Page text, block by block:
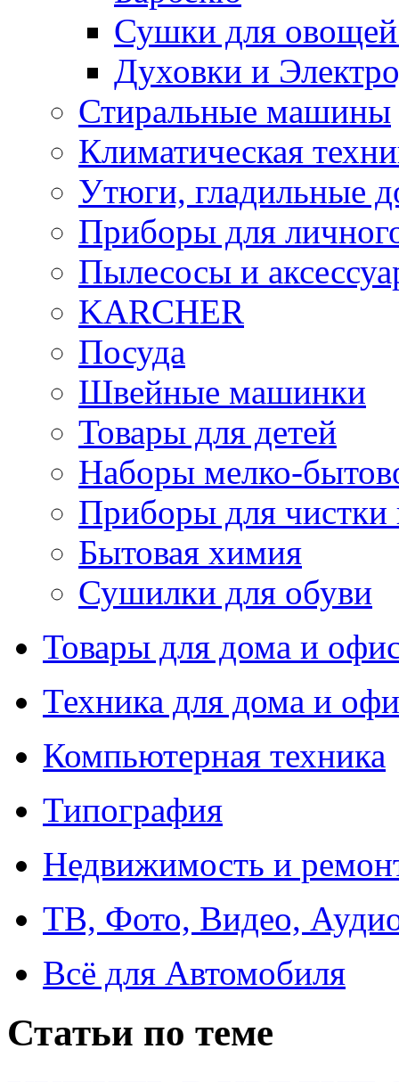
Сушки для
Духовки и
Стиральные машины
Климатическая
Утюги, гладильные
Приборы для
Пылесосы и
KARCHER
Посуда
Швейные машинки
Товары для детей
Наборы мелко-
Приборы для чистки
Бытовая химия
Сушилки для обуви
Товары для дома и
Техника для дома и
Компьютерная техника
Типография
Недвижимость и
ТВ, Фото, Видео,
Всё для Автомобиля
Статьи по теме